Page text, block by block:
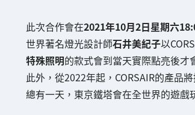
此次合作會在2021年10月2日星期六
世界著名燈光設計師石井美紀子以
特殊照明的款式會到當天實際點亮後才
此外，從2022年起，CORSAIR的產品
總有一天，東京鐵塔會在全世界的遊戲